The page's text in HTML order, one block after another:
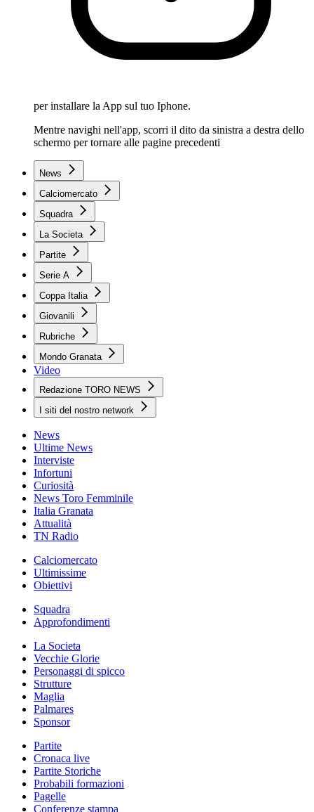
per installare la App sul tuo Iphone.
Mentre navighi nell'app, scorri il dito da sinistra a destra dello
schermo per tornare alle pagine precedenti
News
Calciomercato
Squadra
La Societa
Partite
Serie A
Coppa Italia
Giovanili
Rubriche
Mondo Granata
Video
Redazione TORO NEWS
I siti del nostro network
News
Ultime News
Interviste
Infortuni
Curiosità
News Toro Femminile
Italia Granata
Attualità
TN Radio
Calciomercato
Ultimissime
Obiettivi
Squadra
Approfondimenti
La Societa
Vecchie Glorie
Personaggi di spicco
Strutture
Maglia
Palmares
Sponsor
Partite
Cronaca live
Partite Storiche
Probabili formazioni
Pagelle
Conferenze stampa